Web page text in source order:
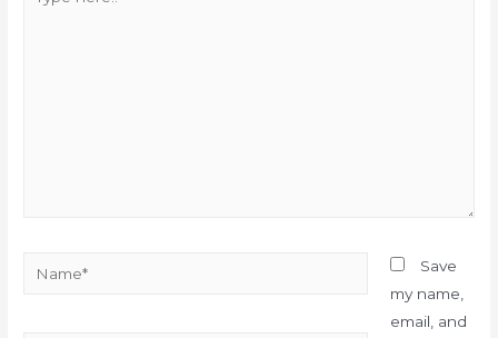
here..
Save
my name,
email, and